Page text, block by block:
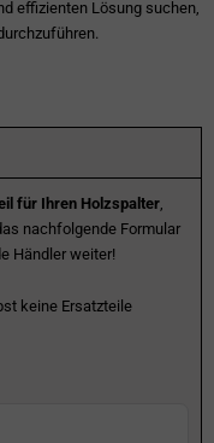
effizienten Lösung suchen,
für Ihren Holzspalter
nachfolgende Formular
Händler weiter!
keine Ersatzteile